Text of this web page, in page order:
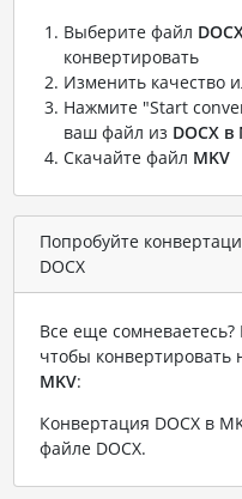
Выберите файл
конвертировать
Изменить качество
Нажмите "Start
ваш файл из DOCX в
Скачайте файл MKV
Попробуйте
DOCX
Все еще
чтобы
MKV:
Конвертация DOCX в
файле DOCX.